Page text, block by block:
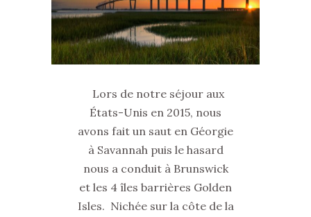
Lors de notre séjour aux
États-Unis en 2015, nous
avons fait un saut en Géorgie
à Savannah puis le hasard
nous a conduit à Brunswick
et les 4 îles barrières Golden
Isles. Nichée sur la côte de la